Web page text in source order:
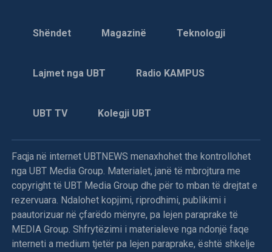
Shëndet Magazinë Teknologji
Lajmet nga UBT Radio KAMPUS
UBT TV Kolegji UBT
Faqja në internet UBTNEWS menaxhohet the kontrollohet
nga UBT Media Group. Materialet, janë të mbrojtura me
copyright të UBT Media Group dhe për to mban të drejtat e
rezervuara. Ndalohet kopjimi, riprodhimi, publikimi i
paautorizuar në çfarëdo mënyre, pa lejen paraprake të
MEDIA Group. Shfrytëzimi i materialeve nga ndonjë faqe
interneti a medium tjetër pa lejen paraprake, është shkelje